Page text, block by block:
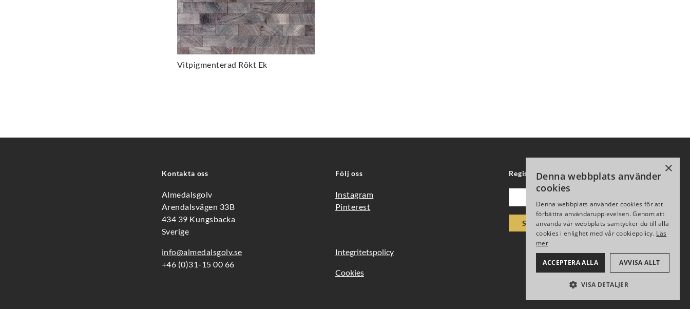
Vitpigmenterad Rökt Ek
Kontakta oss
Almedalsgolv
Arendalsvägen 33B
434 39 Kungsbacka
Sverige
info@almedalsgolv.se
+46 (0)31-15 00 66
Följ oss
Instagram
Pinterest
Integritetspolicy
Cookies
Registrera för vårt nyhetsbrev
Skicka
×
Denna webbplats använder
cookies
Denna webbplats använder cookies för att
förbättra användarupplevelsen. Genom att
använda vår webbplats samtycker du till alla
cookies i enlighet med vår cookiepolicy. Läs
mer
ACCEPTERA ALLA AVVISA ALLT
VISA DETALJER
PRESTANDA